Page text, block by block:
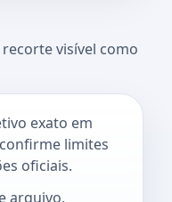
visível como
exato em
limites
oficiais.
arquivo,